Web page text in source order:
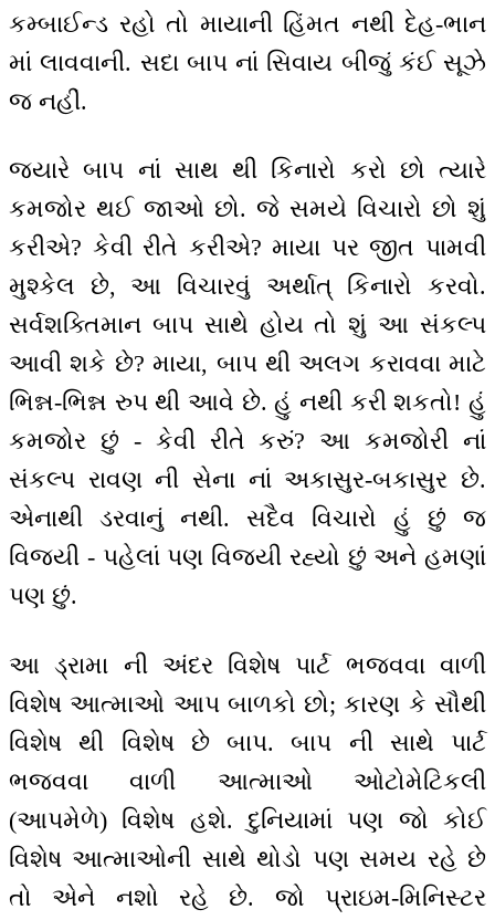
કમ્બાઈન્ડ રહો તો માયાની હિંમત નથી દેહ-ભાન
માં લાવવાની. સદા બાપ નાં સિવાય બીજું કંઈ સૂઝે
જ નહીં.
જ્યારે બાપ નાં સાથ થી કિનારો કરો છો ત્યારે
કમજોર થઈ જાઓ છો. જે સમયે વિચારો છો શું
કરીએ? કેવી રીતે કરીએ? માયા પર જીત પામવી
મુશ્કેલ છે, આ વિચારવું અર્થાત્ કિનારો કરવો.
સર્વશક્તિમાન બાપ સાથે હોય તો શું આ સંકલ્પ
આવી શકે છે? માયા, બાપ થી અલગ કરાવવા માટે
ભિન્ન-ભિન્ન રુપ થી આવે છે. હું નથી કરી શકતો! હું
કમજોર છું - કેવી રીતે કરું? આ કમજોરી નાં
સંકલ્પ રાવણ ની સેના નાં અકાસુર-બકાસુર છે.
એનાથી ડરવાનું નથી. સદૈવ વિચારો હું છું જ
વિજયી - પહેલાં પણ વિજયી રહ્યો છું અને હમણાં
પણ છું.
આ ડ્રામા ની અંદર વિશેષ પાર્ટ ભજવવા વાળી
વિશેષ આત્માઓ આપ બાળકો છો; કારણ કે સૌથી
વિશેષ થી વિશેષ છે બાપ. બાપ ની સાથે પાર્ટ
ભજવવા વાળી આત્માઓ ઓટોમેટિકલી
(આપમેળે) વિશેષ હશે. દુનિયામાં પણ જો કોઈ
વિશેષ આત્માઓની સાથે થોડો પણ સમય રહે છે
તો એને નશો રહે છે. જો પ્રાઇમ-મિનિસ્ટર